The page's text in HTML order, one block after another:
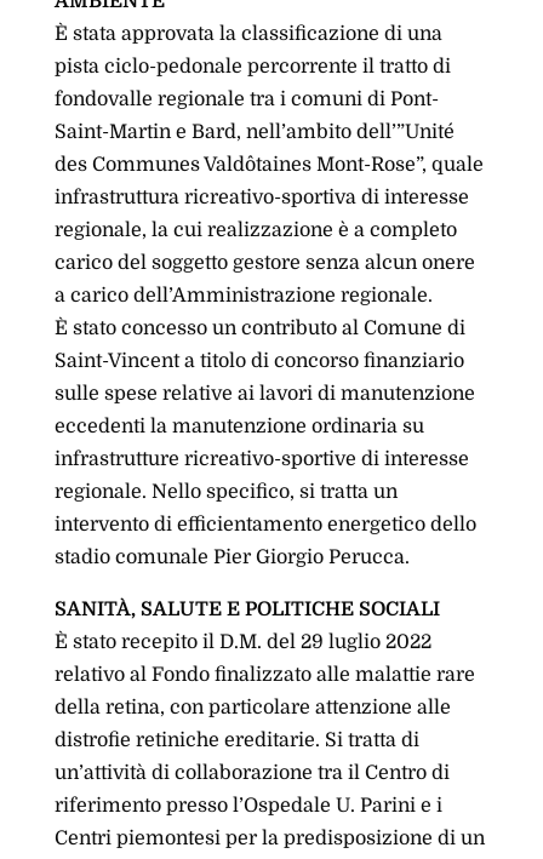
È stata approvata la classificazione di una
pista ciclo-pedonale percorrente il tratto di
fondovalle regionale tra i comuni di Pont-
Saint-Martin e Bard, nell’ambito dell’”Unité
des Communes Valdôtaines Mont-Rose”, quale
infrastruttura ricreativo-sportiva di interesse
regionale, la cui realizzazione è a completo
carico del soggetto gestore senza alcun onere
a carico dell’Amministrazione regionale.
È stato concesso un contributo al Comune di
Saint-Vincent a titolo di concorso finanziario
sulle spese relative ai lavori di manutenzione
eccedenti la manutenzione ordinaria su
infrastrutture ricreativo-sportive di interesse
regionale. Nello specifico, si tratta un
intervento di efficientamento energetico dello
stadio comunale Pier Giorgio Perucca.
SANITÀ, SALUTE E POLITICHE SOCIALI
È stato recepito il D.M. del 29 luglio 2022
relativo al Fondo finalizzato alle malattie rare
della retina, con particolare attenzione alle
distrofie retiniche ereditarie. Si tratta di
un’attività di collaborazione tra il Centro di
riferimento presso l’Ospedale U. Parini e i
Centri piemontesi per la predisposizione di un